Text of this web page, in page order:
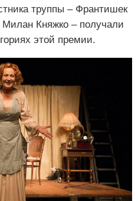
труппы – Франтишек
Княжко – получали
этой премии.